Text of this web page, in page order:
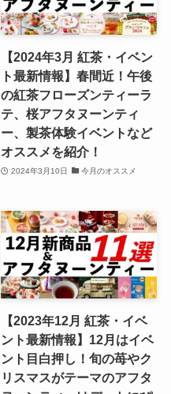
【2024年3月 紅茶・イベン
ト最新情報】春間近！午後
の紅茶フローズンティーラ
テ、桜アフタヌーンティ
ー、製茶体験イベントなど
オススメを紹介！
2024年3月10日 今月のオススメ
【2023年12月 紅茶・イベ
ント最新情報】12月はイベ
ント目白押し！旬の苺やク
リスマスがテーマのアフタ